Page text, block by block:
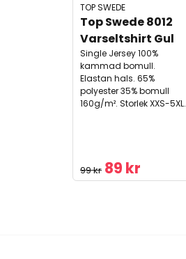
TOP SWEDE
Top Swede 8012
Varseltshirt Gul
Single Jersey 100%
kammad bomull.
Elastan hals. 65%
polyester 35% bomull
160g/m². Storlek XXS-5XL.
99 kr 89 kr